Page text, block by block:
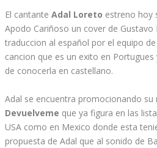
El cantante Adal Loreto estreno hoy
Apodo Cariñoso un cover de Gustavo
traduccion al español por el equipo
cancion que es un exito en
de conocerla en castellano.
Adal se encuentra promocionando su
Devuelveme que ya figura en las
USA como en Mexico donde esta
propuesta de Adal que al sonido de